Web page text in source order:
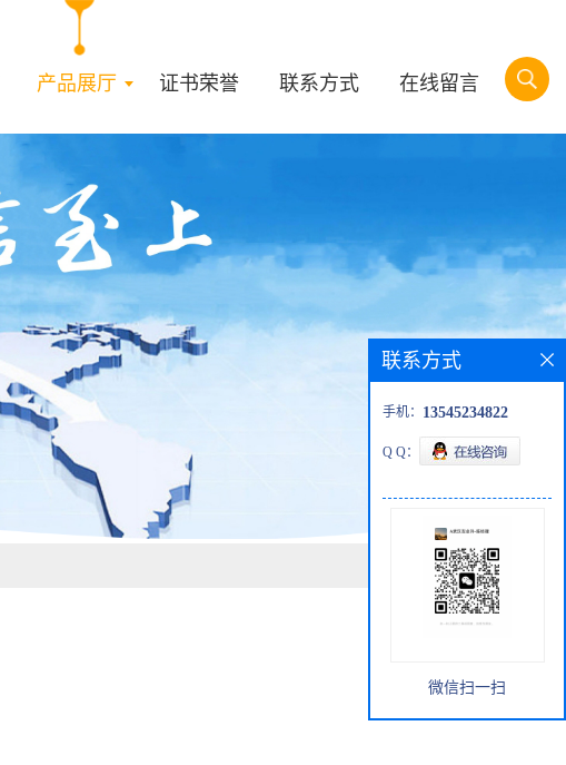
产品展厅 证书荣誉 联系方式 在线留言
联系方式
手机： 13545234822
Q Q：
微信扫一扫